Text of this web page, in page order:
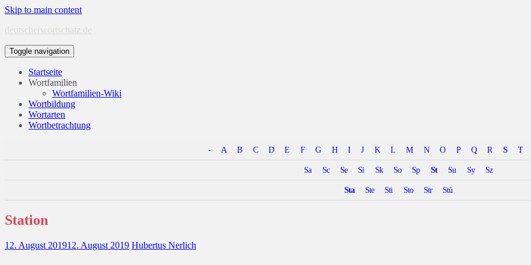
Skip to main content
deutscherwortschatz.de
Toggle navigation
Startseite
Wortfamilien
Wortfamilien-Wiki
Wortbildung
Wortarten
Wortbetrachtung
- A B C D E F G H I J K L M N O P Q R S T
Sa Sc Se Si Sk So Sp St Su Sy Sz
Sta Ste Sti Sto Str Stü
Station
12. August 201912. August 2019 Hubertus Nerlich